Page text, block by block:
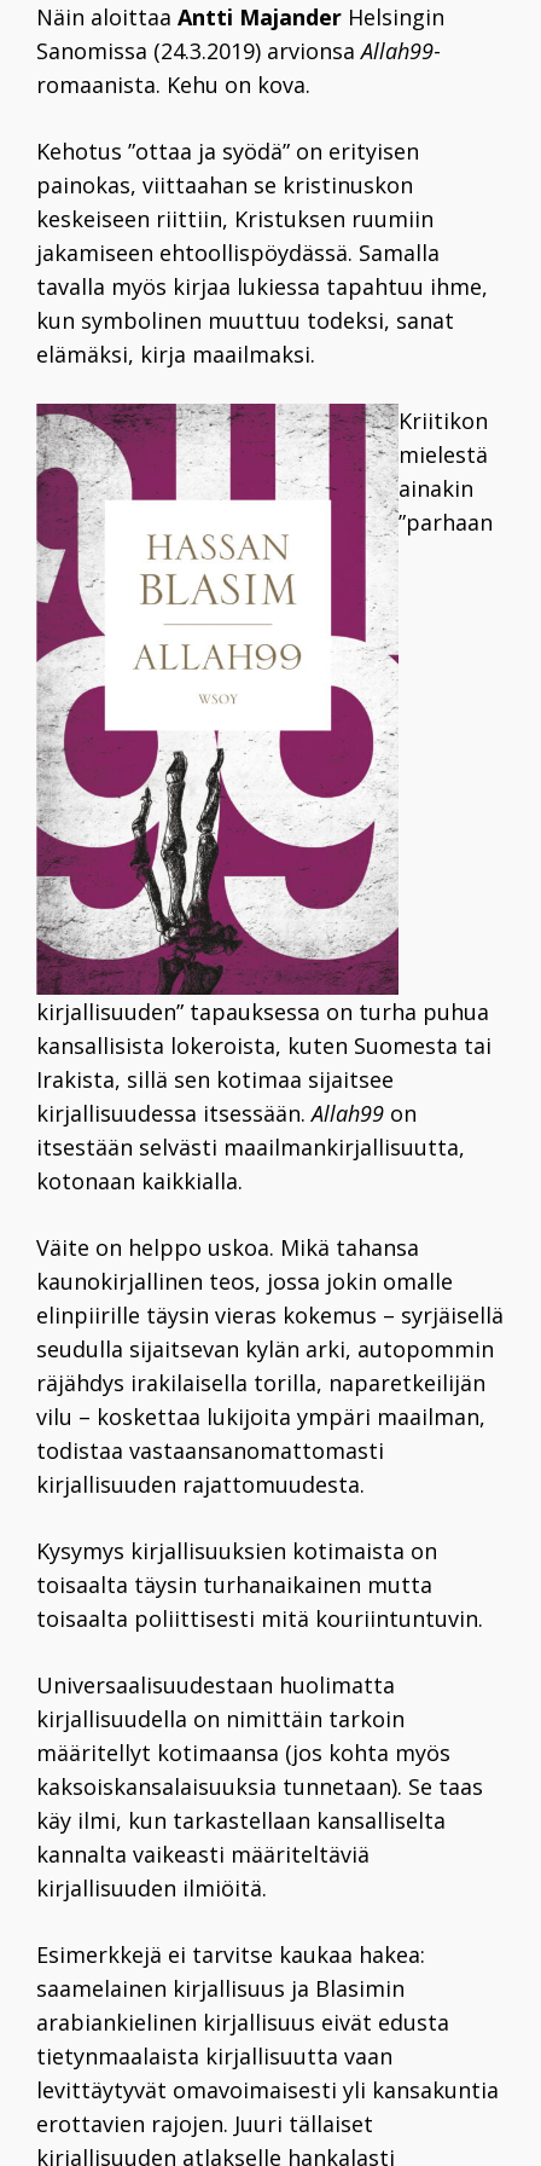
Näin aloittaa Antti Majander Helsingin
Sanomissa (24.3.2019) arvionsaAllah99-
romaanista. Kehu on kova.
Kehotus ”ottaa ja syödä” on erityisen
painokas, viittaahan se kristinuskon
keskeiseen riittiin, Kristuksen ruumiin
jakamiseen ehtoollispöydässä. Samalla
tavalla myös kirjaa lukiessa tapahtuu ihme,
kun symbolinen muuttuu todeksi, sanat
elämäksi, kirja maailmaksi.
Kriitikon
mielestä
ainakin
”parhaan
kirjallisuuden” tapauksessa on turha puhua
kansallisista lokeroista, kuten Suomesta tai
Irakista, sillä sen kotimaa sijaitsee
kirjallisuudessa itsessään.Allah99 on
itsestään selvästi maailmankirjallisuutta,
kotonaan kaikkialla.
Väite on helppo uskoa. Mikä tahansa
kaunokirjallinen teos, jossa jokin omalle
elinpiirille täysin vieras kokemus – syrjäisellä
seudulla sijaitsevan kylän arki, autopommin
räjähdys irakilaisella torilla, naparetkeilijän
vilu – koskettaa lukijoita ympäri maailman,
todistaa vastaansanomattomasti
kirjallisuuden rajattomuudesta.
Kysymys kirjallisuuksien kotimaista on
toisaalta täysin turhanaikainen mutta
toisaalta poliittisesti mitä kouriintuntuvin.
Universaalisuudestaan huolimatta
kirjallisuudella on nimittäin tarkoin
määritellyt kotimaansa (jos kohta myös
kaksoiskansalaisuuksia tunnetaan). Se taas
käy ilmi, kun tarkastellaan kansalliselta
kannalta vaikeasti määriteltäviä
kirjallisuuden ilmiöitä.
Esimerkkejä ei tarvitse kaukaa hakea:
saamelainen kirjallisuus ja Blasimin
arabiankielinen kirjallisuus eivät edusta
tietynmaalaista kirjallisuutta vaan
levittäytyvät omavoimaisesti yli kansakuntia
erottavien rajojen. Juuri tällaiset
kirjallisuuden atlakselle hankalasti